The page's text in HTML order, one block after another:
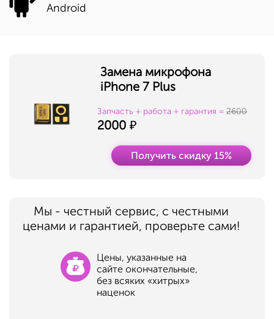
Android
Замена микрофона
iPhone 7 Plus
Запчасть + работа + гарантия = 2600
2000
Получить скидку 15%
Мы - честный сервис, с честными
ценами и гарантией, проверьте сами!
Цены, указанные на
сайте окончательные,
без всяких «хитрых»
наценок